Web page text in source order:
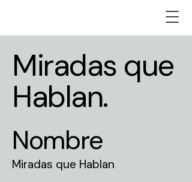
Miradas que
Hablan.
Nombre
Miradas que Hablan